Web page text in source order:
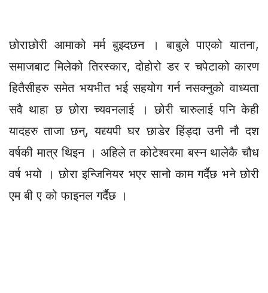
छोराछोरी आमाको मर्म बुझ्दछन । बाबुले पाएको यातना,
समाजबाट मिलेको तिरस्कार, दोहोरो डर र चपेटाको कारण
हितैसीहरु समेत भयभीत भई सहयोग गर्न नसक्नुको वाध्यता
सवै थाहा छ छोरा च्यवनलाई । छोरी चारुलाई पनि केही
यादहरु ताजा छन्, यद्द्यपी घर छाडेर हिंड्दा उनी नौ दश
वर्षकी मात्र थिइन । अहिले त कोटेश्वरमा बस्न थालेकै चौध
वर्ष भयो । छोरा इन्जिनियर भएर सानो काम गर्दैछ भने छोरी
एम बी ए को फाइनल गर्दैछ ।